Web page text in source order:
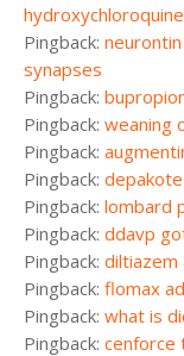
Pingback:
synapses
Pingback:
Pingback: weaning
Pingback:
Pingback:
Pingback: lombard
Pingback: ddavp
Pingback: diltiazem
Pingback: flomax
Pingback: what is
Pingback: cenforce